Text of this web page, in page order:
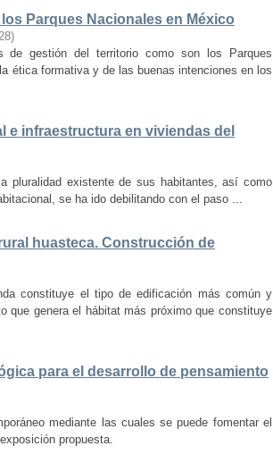
Parques Nacionales en México
)
de gestión del territorio como son los Parques
ética formativa y de las buenas intenciones en los
infraestructura en viviendas del
pluralidad existente de sus habitantes, así como
se ha ido debilitando con el paso ...
huasteca. Construcción de
constituye el tipo de edificación más común y
que genera el hábitat más próximo que constituye
para el desarrollo de pensamiento
mediante las cuales se puede fomentar el
propuesta.